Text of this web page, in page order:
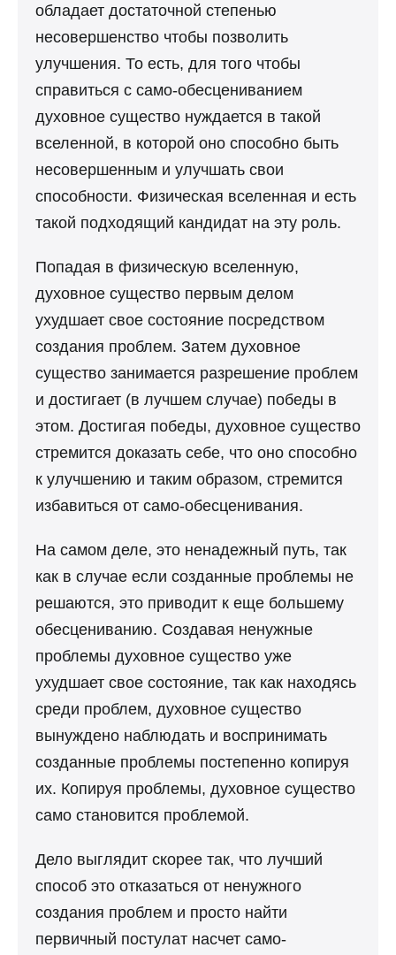
обладает достаточной степенью
несовершенство чтобы позволить
улучшения. То есть, для того чтобы
справиться с само-обесцениванием
духовное существо нуждается в такой
вселенной, в которой оно способно быть
несовершенным и улучшать свои
способности. Физическая вселенная и есть
такой подходящий кандидат на эту роль.
Попадая в физическую вселенную,
духовное существо первым делом
ухудшает свое состояние посредством
создания проблем. Затем духовное
существо занимается разрешение проблем
и достигает (в лучшем случае) победы в
этом. Достигая победы, духовное существо
стремится доказать себе, что оно способно
к улучшению и таким образом, стремится
избавиться от само-обесценивания.
На самом деле, это ненадежный путь, так
как в случае если созданные проблемы не
решаются, это приводит к еще большему
обесцениванию. Создавая ненужные
проблемы духовное существо уже
ухудшает свое состояние, так как находясь
среди проблем, духовное существо
вынуждено наблюдать и воспринимать
созданные проблемы постепенно копируя
их. Копируя проблемы, духовное существо
само становится проблемой.
Дело выглядит скорее так, что лучший
способ это отказаться от ненужного
создания проблем и просто найти
первичный постулат насчет само-